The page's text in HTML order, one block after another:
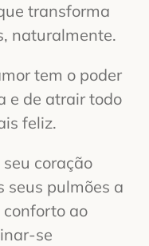
transforma
naturalmente.
tem o poder
e de atrair todo
feliz.
coração
seus pulmões a
ao
se